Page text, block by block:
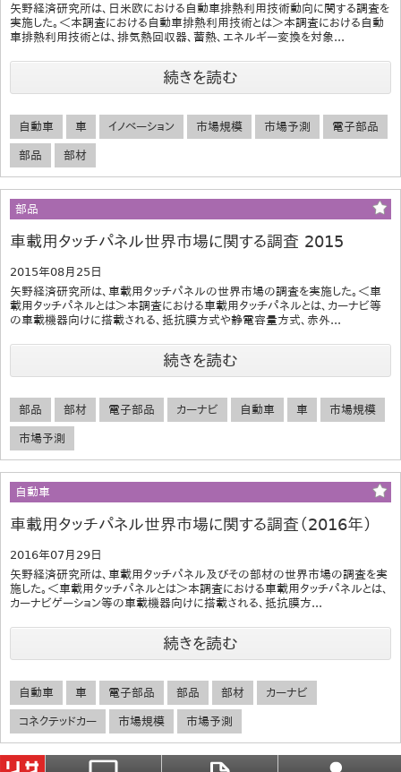
矢野経済研究所は、日米欧における自動車排熱利用技術動向に関する調査を
実施した。＜本調査における自動車排熱利用技術とは＞本調査における自動
車排熱利用技術とは、排気熱回収器、蓄熱、エネルギー変換を対象...
続きを読む
自動車 車 イノベーション 市場規模 市場予測 電子部品
部品 部材
部品
車載用タッチパネル世界市場に関する調査 2015
2015年08月25日
矢野経済研究所は、車載用タッチパネルの世界市場の調査を実施した。＜車
載用タッチパネルとは＞本調査における車載用タッチパネルとは、カーナビ等
の車載機器向けに搭載される、抵抗膜方式や静電容量方式、赤外...
続きを読む
部品 部材 電子部品 カーナビ 自動車 車 市場規模
市場予測
自動車
車載用タッチパネル世界市場に関する調査（2016年）
2016年07月29日
矢野経済研究所は、車載用タッチパネル及びその部材の世界市場の調査を実
施した。＜車載用タッチパネルとは＞本調査における車載用タッチパネルとは、
カーナビゲーション等の車載機器向けに搭載される、抵抗膜方...
続きを読む
自動車 車 電子部品 部品 部材 カーナビ
コネクテッドカー 市場規模 市場予測